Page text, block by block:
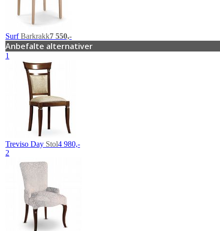
SurfBarkrakk7 550,-
Anbefalte alternativer
1
Treviso Day Stol4 980,-
2